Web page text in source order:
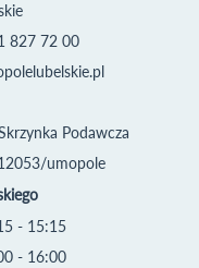
827 72 00
Podawcza
umopole
- 15:15
- 16:00